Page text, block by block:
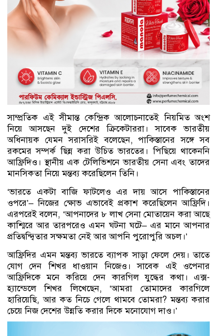
সাম্প্রতিক এই সীমান্ত কেন্দ্রিক আলোচনাতেই নিয়মিত অংশ
নিয়ে আসছেন দুই দেশের ক্রিকেটাররা। সাবেক ভারতীয়
অধিনায়ক যেমন সরাসরিই বলেছেন, পাকিস্তানের সঙ্গে সব
রকমের সম্পর্ক ছিন্ন করা উচিত ভারতের। পিছিয়ে থাকেননি
আফ্রিদিও। স্থানীয় এক টেলিভিশনে ভারতীয় সেনা এবং তাদের
মানসিকতা নিয়ে মন্তব্য করেছিলেন তিনি।
‘ভারতে একটা বাজি ফাটলেও এর দায় আসে পাকিস্তানের
ওপরে’– নিজের ক্ষোভ এভাবেই প্রকাশ করেছিলেন আফ্রিদি।
এরপরেই বলেন, ‘আপনাদের ৮ লাখ সেনা মোতায়েন করা আছে
কাশ্মিরে আর তারপরেও এমন ঘটনা ঘটে– এর মানে আপনার
প্রতিদ্বন্দ্বিতার সক্ষমতা নেই আর আপনি পুরোপুরি অচল।’
আফ্রিদির এমন মন্তব্য ভারতে ব্যাপক সাড়া ফেলে দেয়। তাতে
যোগ দেন শিখর ধাওয়ান নিজেও। সাবেক এই ওপেনার
আফ্রিদিকে মনে করিয়ে দেন কারগিল যুদ্ধের কথা। এক্স-
হ্যান্ডেলে শিখর লিখেছেন, ‘আমরা তোমাদের কারগিলে
হারিয়েছি, আর কত নিচে গেলে থামবে তোমরা? মন্তব্য করার
চেয়ে নিজ দেশের উন্নতি করার দিকে মনোযোগ দাও।’